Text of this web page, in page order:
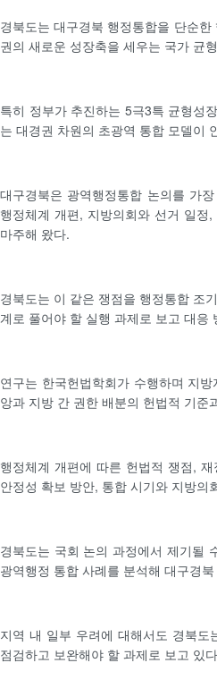
경북도는 대구경북 행정통합을 단순
권의 새로운 성장축을 세우는 국가 균
특히 정부가 추진하는 5극3특 균형성
는 대경권 차원의 초광역 통합 모델이
대구경북은 광역행정통합 논의를 가
행정체계 개편, 지방의회와 선거 일정
마주해 왔다.
경북도는 이 같은 쟁점을 행정통합 조
계로 풀어야 할 실행 과제로 보고 대응
연구는 한국헌법학회가 수행하며 지
앙과 지방 간 권한 배분의 헌법적 기준
행정체계 개편에 따른 헌법적 쟁점,
안정성 확보 방안, 통합 시기와 지방의
경북도는 국회 논의 과정에서 제기될
광역행정 통합 사례를 분석해 대구경
지역 내 일부 우려에 대해서도 경북
점검하고 보완해야 할 과제로 보고 있